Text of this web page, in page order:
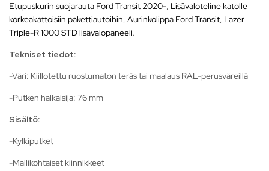
Etupuskurin suojarauta Ford Transit 2020-, Lisävaloteline katolle
korkeakattoisiin pakettiautoihin, Aurinkolippa Ford Transit, Lazer
Triple-R 1000 STD lisävalopaneeli.
Tekniset tiedot:
-Väri: Kiillotettu ruostumaton teräs tai maalaus RAL-perusväreillä
-Putken halkaisija: 76 mm
Sisältö:
-Kylkiputket
-Mallikohtaiset kiinnikkeet